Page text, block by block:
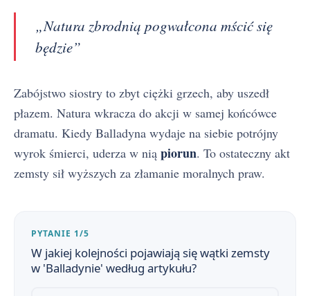
„Natura zbrodnią pogwałcona mścić się
będzie”
Zabójstwo siostry to zbyt ciężki grzech, aby uszedł
płazem. Natura wkracza do akcji w samej końcówce
dramatu. Kiedy Balladyna wydaje na siebie potrójny
wyrok śmierci, uderza w nią piorun. To ostateczny akt
zemsty sił wyższych za złamanie moralnych praw.
PYTANIE 1/5
W jakiej kolejności pojawiają się wątki zemsty
w 'Balladynie' według artykułu?
1 Balladyna - streszczenie krótkie i szczegółowe